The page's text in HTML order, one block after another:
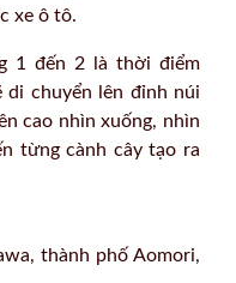
xe ô tô.
1 đến 2 là thời điểm
chuyển lên đỉnh núi
cao nhìn xuống, nhìn
từng cành cây tạo ra
thành phố Aomori,